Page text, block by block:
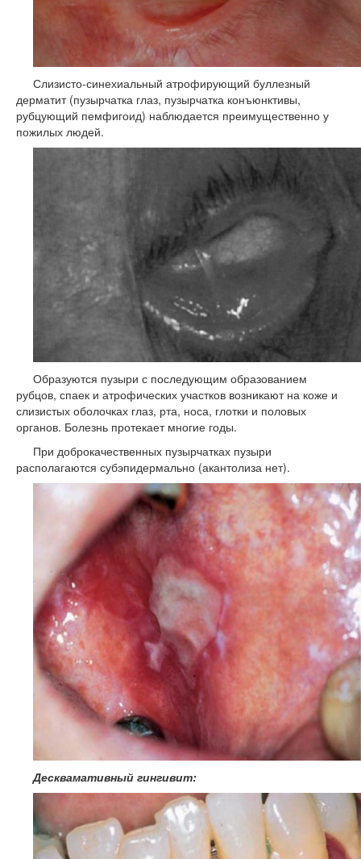
Слизисто-синехиальный атрофирующий буллезный
дерматит (пузырчатка глаз, пузырчатка конъюнктивы,
рубцующий пемфигоид) наблюдается преимущественно у
пожилых людей.
Образуются пузыри с последующим образованием
рубцов, спаек и атрофических участков возникают на коже и
слизистых оболочках глаз, рта, носа, глотки и половых
органов. Болезнь протекает многие годы.
При доброкачественных пузырчатках пузыри
располагаются субэпидермально (акантолиза нет).
Десквамативный гингивит: